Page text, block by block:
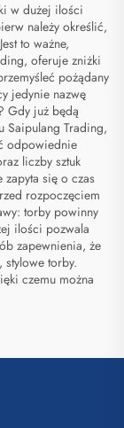
w dużej ilości
należy określić,
to ważne,
oferuje zniżki
pożądany
jedynie nazwę
Gdy już będą
Saipulang Trading,
odpowiednie
liczby sztuk
zapyta się o czas
rozpoczęciem
torby powinny
ilości pozwala
zapewnienia, że
stylowe torby.
czemu można